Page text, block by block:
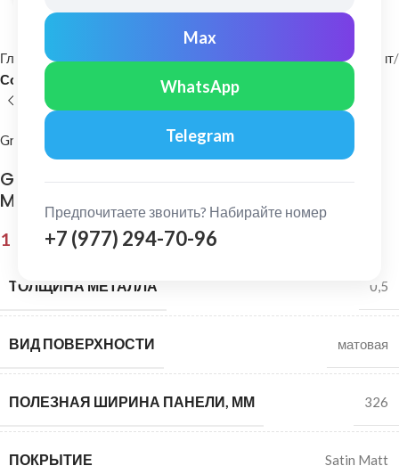
Max
WhatsApp
Telegram
Предпочитаете звонить? Набирайте номер
+7 (977) 294-70-96
Главная Фасадные материалы Металлический сайдинг и софит
Софит
Grand Line
Grand Line: Софит без перфорации Satin
Matt 0,5 мм Ral 8017
1 646,00 ₽
ТОЛЩИНА МЕТАЛЛА 0,5
ВИД ПОВЕРХНОСТИ матовая
ПОЛЕЗНАЯ ШИРИНА ПАНЕЛИ, ММ 326
ПОКРЫТИЕ Satin Matt